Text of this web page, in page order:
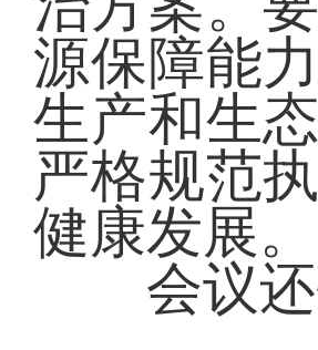
源保障能
生产和生
严格规范
健康发展。
会议还